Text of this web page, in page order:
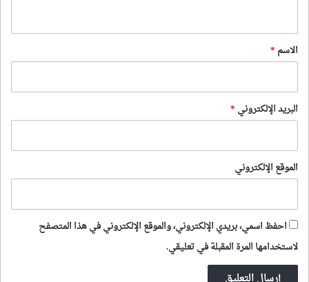
*
الاسم *
البريد الإلكتروني *
الموقع الإلكتروني
احفظ اسمي، بريدي الإلكتروني، والموقع الإلكتروني في هذا المتصفح
لاستخدامها المرة المقبلة في تعليقي.